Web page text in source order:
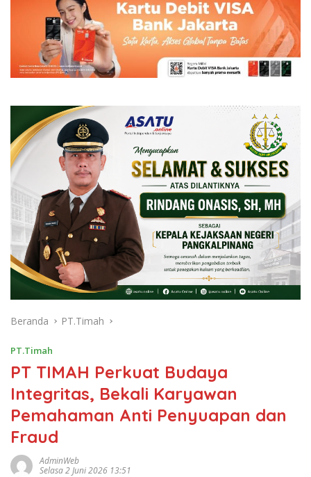
Beranda PT.Timah
PT.Timah
PT TIMAH Perkuat Budaya
Integritas, Bekali Karyawan
Pemahaman Anti Penyuapan dan
Fraud
AdminWeb
Selasa 2 Juni 2026 13:51